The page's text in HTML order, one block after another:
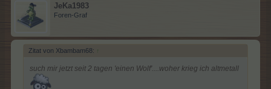
JeKa1983
Foren-Graf
Zitat von Xbambam68: ↑
such mir jetzt seit 2 tagen 'einen Wolf'....woher krieg ich altmetall